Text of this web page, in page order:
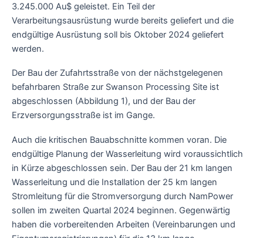
3.245.000 Au$ geleistet. Ein Teil der
Verarbeitungsausrüstung wurde bereits geliefert und die
endgültige Ausrüstung soll bis Oktober 2024 geliefert
werden.
Der Bau der Zufahrtsstraße von der nächstgelegenen
befahrbaren Straße zur Swanson Processing Site ist
abgeschlossen (Abbildung 1), und der Bau der
Erzversorgungsstraße ist im Gange.
Auch die kritischen Bauabschnitte kommen voran. Die
endgültige Planung der Wasserleitung wird voraussichtlich
in Kürze abgeschlossen sein. Der Bau der 21 km langen
Wasserleitung und die Installation der 25 km langen
Stromleitung für die Stromversorgung durch NamPower
sollen im zweiten Quartal 2024 beginnen. Gegenwärtig
haben die vorbereitenden Arbeiten (Vereinbarungen und